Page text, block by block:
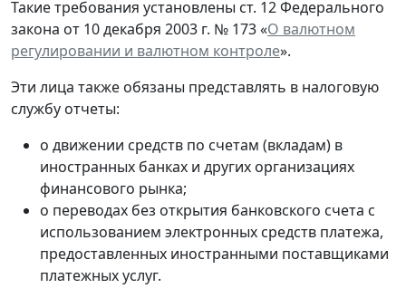
Такие требования установлены ст. 12 Федерального
закона от 10 декабря 2003 г. № 173 «О валютном
регулировании и валютном контроле».
Эти лица также обязаны представлять в налоговую
службу отчеты:
о движении средств по счетам (вкладам) в
иностранных банках и других организациях
финансового рынка;
о переводах без открытия банковского счета с
использованием электронных средств платежа,
предоставленных иностранными поставщиками
платежных услуг.